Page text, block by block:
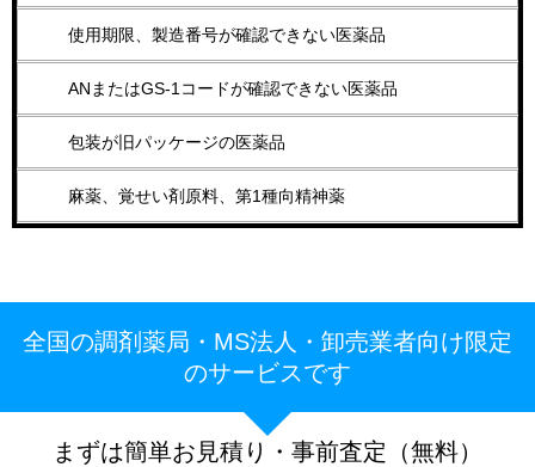
使用期限、製造番号が確認できない医薬品
ANまたはGS-1コードが確認できない医薬品
包装が旧パッケージの医薬品
麻薬、覚せい剤原料、第1種向精神薬
全国の調剤薬局・MS法人・卸売業者向け限定
のサービスです
まずは簡単お見積り・事前査定（無料）